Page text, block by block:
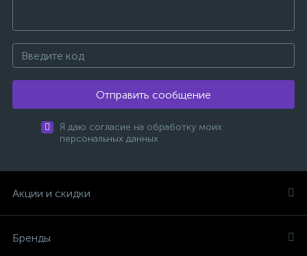
Отправить сообщение
Я даю согласие на обработку моих
персональных данных
Акции и скидки
Бренды